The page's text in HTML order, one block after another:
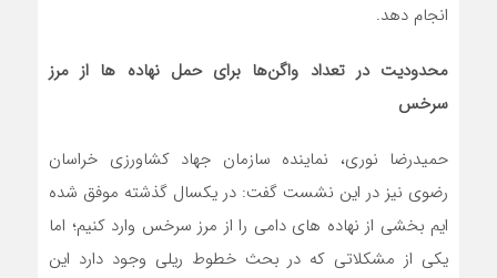
انجام دهد.
محدودیت در تعداد واگن‌ها برای حمل نهاده ها از مرز
سرخس
حمیدرضا نوری، نماینده سازمان جهاد کشاورزی خراسان
رضوی نیز در این نشست گفت: در یکسال گذشته موفق شده
ایم بخشی از نهاده های دامی را از مرز سرخس وارد کنیم؛ اما
یکی از مشکلاتی که در بحث خطوط ریلی وجود دارد این